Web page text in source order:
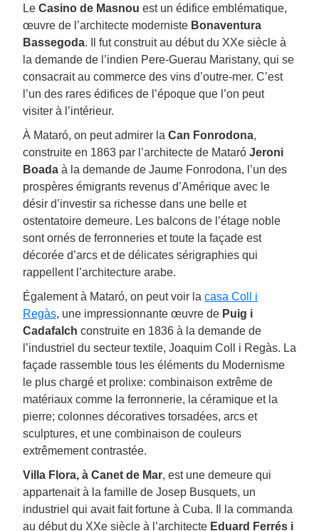
Le Casino de Masnou est un édifice emblématique,
œuvre de l’architecte moderniste Bonaventura
Bassegoda. Il fut construit au début du XXe siècle à
la demande de l’indien Pere-Guerau Maristany, qui se
consacrait au commerce des vins d’outre-mer. C’est
l’un des rares édifices de l’époque que l’on peut
visiter à l’intérieur.
À Mataró, on peut admirer la Can Fonrodona,
construite en 1863 par l’architecte de Mataró Jeroni
Boada à la demande de Jaume Fonrodona, l’un des
prospères émigrants revenus d’Amérique avec le
désir d’investir sa richesse dans une belle et
ostentatoire demeure. Les balcons de l’étage noble
sont ornés de ferronneries et toute la façade est
décorée d’arcs et de délicates sérigraphies qui
rappellent l’architecture arabe.
Également à Mataró, on peut voir la casa Coll i
Regàs, une impressionnante œuvre de Puig i
Cadafalch construite en 1836 à la demande de
l’industriel du secteur textile, Joaquim Coll i Regàs. La
façade rassemble tous les éléments du Modernisme
le plus chargé et prolixe: combinaison extrême de
matériaux comme la ferronnerie, la céramique et la
pierre; colonnes décoratives torsadées, arcs et
sculptures, et une combinaison de couleurs
extrêmement contrastée.
Villa Flora, à Canet de Mar, est une demeure qui
appartenait à la famille de Josep Busquets, un
industriel qui avait fait fortune à Cuba. Il la commanda
au début du XXe siècle à l’architecte Eduard Ferrés i